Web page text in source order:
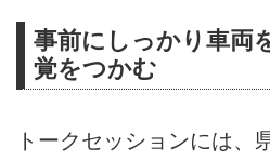
事前にしっかり車両
覚をつかむ
トークセッションには、